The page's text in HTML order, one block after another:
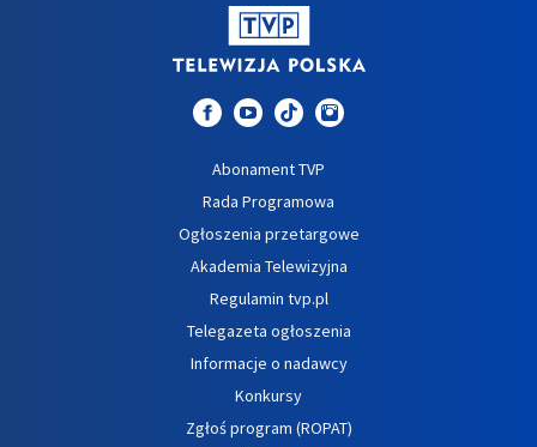
Abonament TVP
Rada Programowa
Ogłoszenia przetargowe
Akademia Telewizyjna
Regulamin tvp.pl
Telegazeta ogłoszenia
Informacje o nadawcy
Konkursy
Zgłoś program (ROPAT)